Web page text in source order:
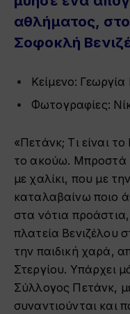
αθλήματος,
Σοφοκλή
Κείμενο: Γεωργία
Φωτογραφίες:
«Πετάνκ; Τι είναι
το ακούω. Μπροστά
με χαλίκι, που με
καταλαβαίνω ποιο
στα νότια
πλατεία Βενιζέλου
την παιδική χαρά,
Στεργίου. Υπάρχει
Σύλλογος Πετάνκ,
συναντιούνται και